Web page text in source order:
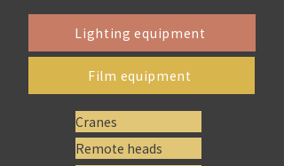
Lighting equipment
Film equipment
Remote heads
Cranes